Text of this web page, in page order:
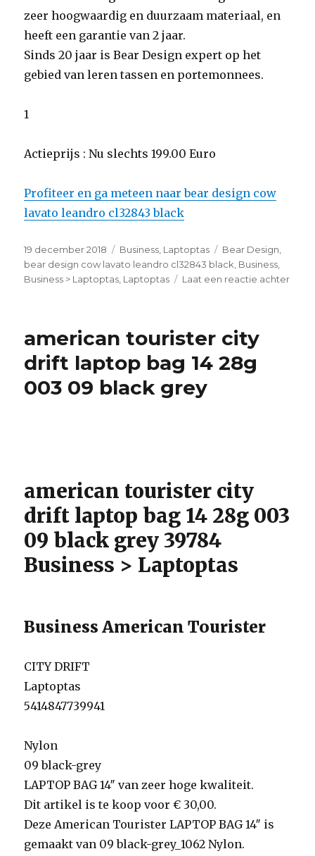
zeer hoogwaardig en duurzaam materiaal, en
heeft een garantie van 2 jaar.
Sinds 20 jaar is Bear Design expert op het
gebied van leren tassen en portemonnees.
1
Actieprijs : Nu slechts 199.00 Euro
Profiteer en ga meteen naar bear design cow
lavato leandro cl32843 black
Geplaatst
op
19 december 2018 Categorieën
Business, Laptoptas Tags
Bear Design,
bear design cow lavato leandro cl32843 black, Business,
Business > Laptoptas, Laptoptas Laat een reactie achter
american tourister city
drift laptop bag 14 28g
003 09 black grey
american tourister city
drift laptop bag 14 28g 003
09 black grey 39784
Business > Laptoptas
Business American Tourister
CITY DRIFT
Laptoptas
5414847739941
Nylon
09 black-grey
LAPTOP BAG 14″ van zeer hoge kwaliteit.
Dit artikel is te koop voor € 30,00.
Deze American Tourister LAPTOP BAG 14″ is
gemaakt van 09 black-grey_1062 Nylon.